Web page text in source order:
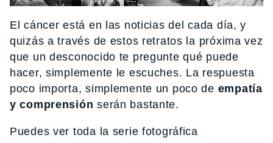
El cáncer está en las noticias del cada día, y
quizás a través de estos retratos la próxima vez
que un desconocido te pregunte qué puede
hacer, simplemente le escuches. La respuesta
poco importa, simplemente un poco de empatía
y comprensión serán bastante.
Puedes ver toda la serie fotográfica